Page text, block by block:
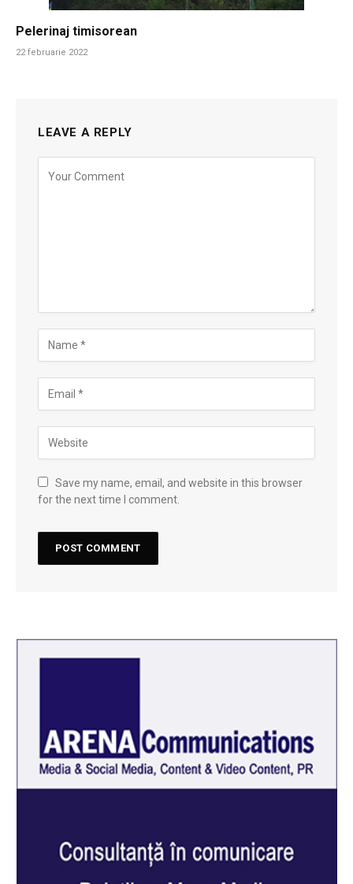
Pelerinaj timisorean
22 februarie 2022
LEAVE A REPLY
Save my name, email, and website in this browser
for the next time I comment.